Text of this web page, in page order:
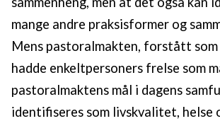
mange andre praksisformer og
Mens pastoralmakten, forstått
hadde enkeltpersoners frelse som
pastoralmaktens mål i dagens
identifiseres som livskvalitet, helse